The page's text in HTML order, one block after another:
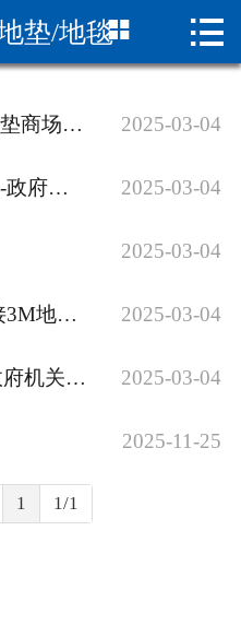
 网站首页
产品中心
资质荣誉
现货查询
垫/地毯 
商用进门定制户外消毒地垫商场酒店电梯公司门口玄关刮泥条纹地毯 2025-03-04
室外三合一防滑除尘地垫-政府机关企业专用地垫 2025-03-04
2025-03-04
大模块拼接地垫-模块拼接3M地垫尼龙吸水蹭脚垫 2025-03-04
3M4000毯面模块地垫--政府机关企业专用地垫 2025-03-04
2025-11-25
1 1/1